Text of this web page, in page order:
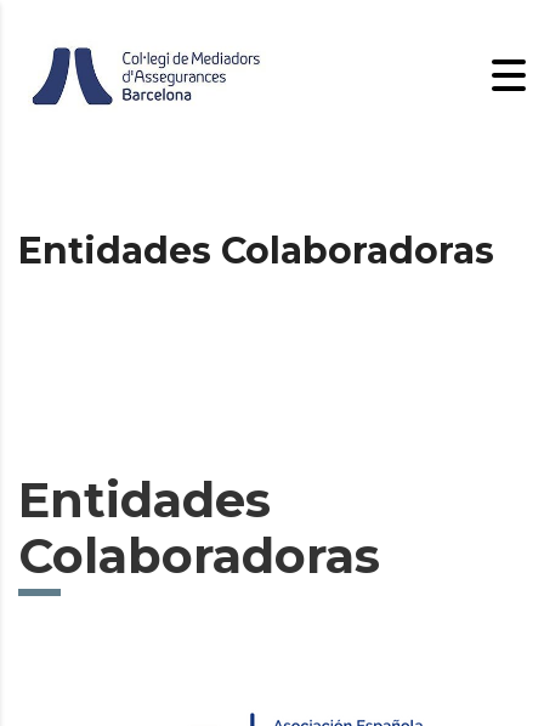
Entidades Colaboradoras
Entidades
Colaboradoras